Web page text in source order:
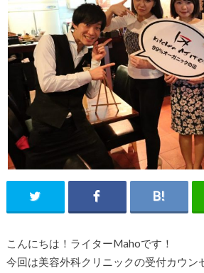
こんにちは！ライターMahoです！
今回は美容外科クリニックの受付カウン